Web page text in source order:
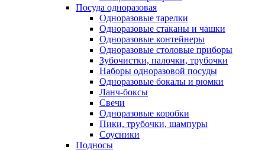
Посуда одноразовая
Одноразовые тарелки
Одноразовые стаканы и чашки
Одноразовые контейнеры
Одноразовые столовые приборы
Зубочистки, палочки, трубочки
Наборы одноразовой посуды
Одноразовые бокалы и рюмки
Ланч-боксы
Свечи
Одноразовые коробки
Пики, трубочки, шампуры
Соусники
Подносы